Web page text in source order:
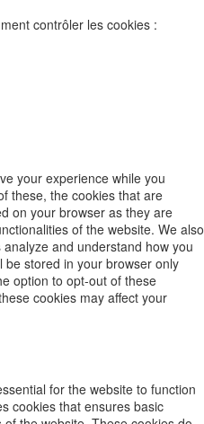
contrôler les cookies :
your experience while you
these, the cookies that are
on your browser as they are
of the website. We also
and understand how you
be stored in your browser only
option to opt-out of these
cookies may affect your
for the website to function
cookies that ensures basic